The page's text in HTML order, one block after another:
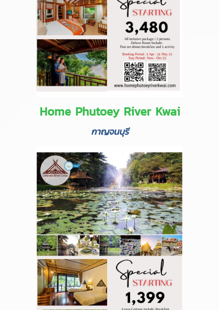
Home Phutoey River Kwai
กาญจนบุรี